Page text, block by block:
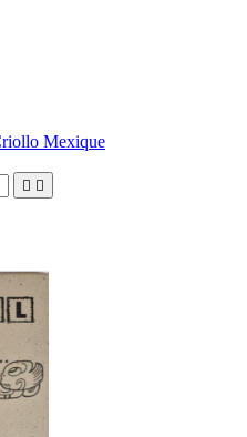
Mexique
 